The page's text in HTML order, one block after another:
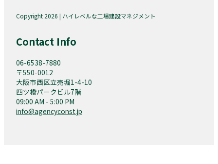
Copyright 2026 | ハイレベルな工場建設マネジメント
Contact Info
06-6538-7880
〒550-0012
大阪市西区立売堀1-4-10
四ツ橋パークビル7階
09:00 AM - 5:00 PM
info@agencyconst.jp